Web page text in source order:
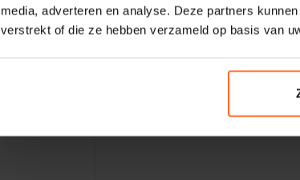
media, adverteren en analyse. Deze partners
verstrekt of die ze hebben verzameld op basis van